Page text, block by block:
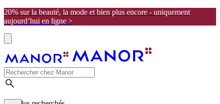
20% sur la beauté, la mode et bien plus encore - uniquement
aujourd’hui en ligne >